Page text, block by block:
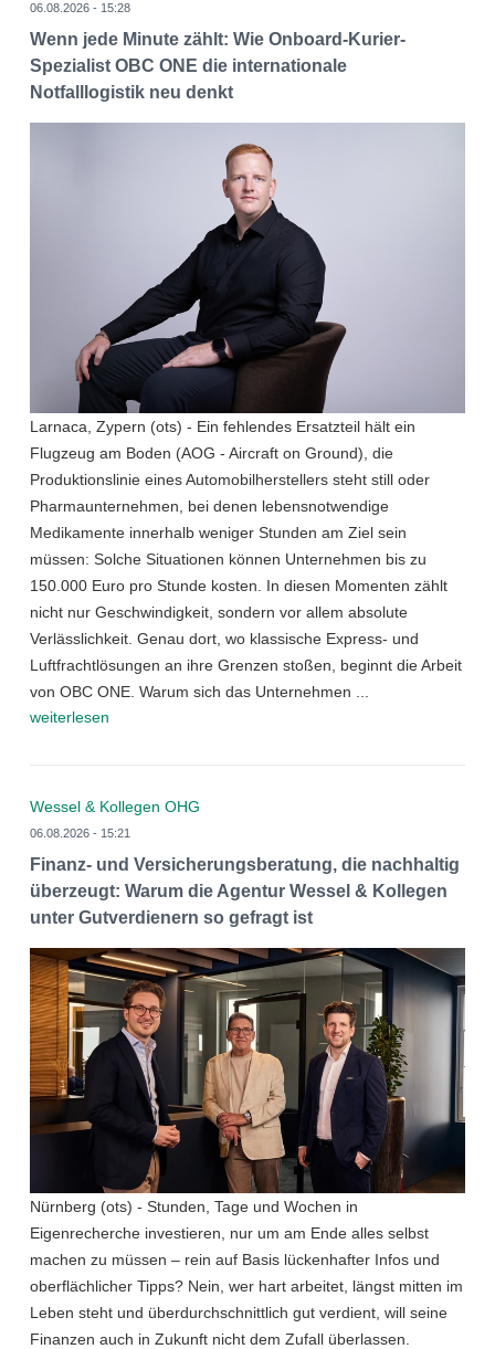
06.08.2026 - 15:28
Wenn jede Minute zählt: Wie Onboard-Kurier-
Spezialist OBC ONE die internationale
Notfalllogistik neu denkt
Larnaca, Zypern (ots) - Ein fehlendes Ersatzteil hält ein
Flugzeug am Boden (AOG - Aircraft on Ground), die
Produktionslinie eines Automobilherstellers steht still oder
Pharmaunternehmen, bei denen lebensnotwendige
Medikamente innerhalb weniger Stunden am Ziel sein
müssen: Solche Situationen können Unternehmen bis zu
150.000 Euro pro Stunde kosten. In diesen Momenten zählt
nicht nur Geschwindigkeit, sondern vor allem absolute
Verlässlichkeit. Genau dort, wo klassische Express- und
Luftfrachtlösungen an ihre Grenzen stoßen, beginnt die Arbeit
von OBC ONE. Warum sich das Unternehmen ...
weiterlesen
Wessel & Kollegen OHG
06.08.2026 - 15:21
Finanz- und Versicherungsberatung, die nachhaltig
überzeugt: Warum die Agentur Wessel & Kollegen
unter Gutverdienern so gefragt ist
Nürnberg (ots) - Stunden, Tage und Wochen in
Eigenrecherche investieren, nur um am Ende alles selbst
machen zu müssen – rein auf Basis lückenhafter Infos und
oberflächlicher Tipps? Nein, wer hart arbeitet, längst mitten im
Leben steht und überdurchschnittlich gut verdient, will seine
Finanzen auch in Zukunft nicht dem Zufall überlassen.